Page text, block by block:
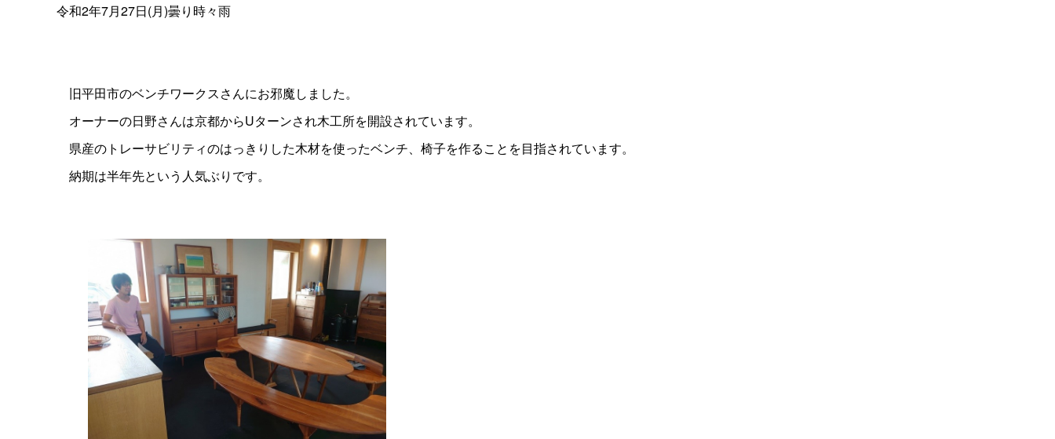
令和2年7月27日(月)曇り時々雨
旧平田市のベンチワークスさんにお邪魔しました。
オーナーの日野さんは京都からUターンされ木工所を開設されています。
県産のトレーサビリティのはっきりした木材を使ったベンチ、椅子を作ることを目指されています。
納期は半年先という人気ぶりです。